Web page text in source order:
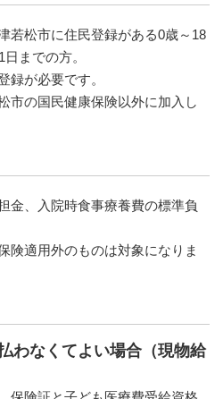
若松市に住民登録がある0歳～18
までの方。
が必要です。
市の国民健康保険以外に加入し
金、入院時食事療養費の標準負
険適用外のものは対象になりま
わなくてよい場合（現物給